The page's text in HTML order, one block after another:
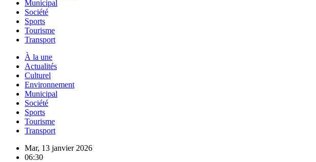
Municipal
Société
Sports
Tourisme
Transport
À la une
Actualités
Culturel
Environnement
Municipal
Société
Sports
Tourisme
Transport
Mar, 13 janvier 2026
06:30